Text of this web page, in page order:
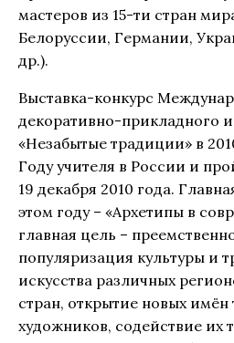
мастеров из 15-ти стран
Белоруссии, Германии,
др.).
Выставка-конкурс
декоративно-прикладного
«Незабытые традиции» в
Году учителя в России и
19 декабря 2010 года.
этом году – «Архетипы в
главная цель –
популяризация культуры и
искусства различных
стран, открытие новых имён
художников, содействие их